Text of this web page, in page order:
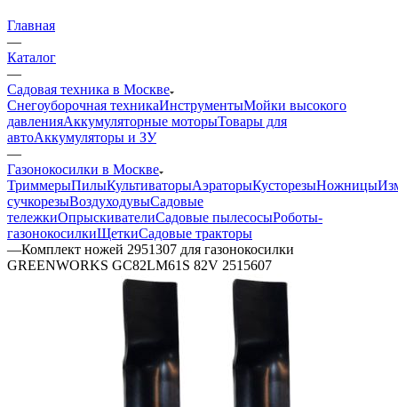
Главная
—
Каталог
—
Садовая техника в Москве
Снегоуборочная техникаИнструментыМойки высокого
давленияАккумуляторные моторыТовары для
автоАккумуляторы и ЗУ
—
Газонокосилки в Москве
ТриммерыПилыКультиваторыАэраторыКусторезыНожницы
сучкорезыВоздуходувыСадовые
тележкиОпрыскивателиСадовые пылесосыРоботы-
газонокосилкиЩеткиСадовые тракторы
—Комплект ножей 2951307 для газонокосилки
GREENWORKS GC82LM61S 82V 2515607